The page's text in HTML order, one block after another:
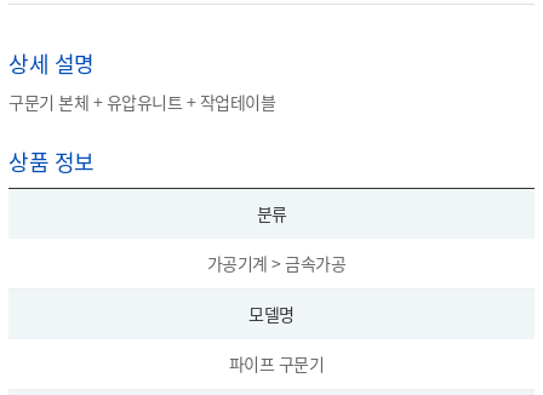
상세 설명
구문기 본체 + 유압유니트 + 작업테이블
상품 정보
분류
가공기계 > 금속가공
모델명
파이프 구문기